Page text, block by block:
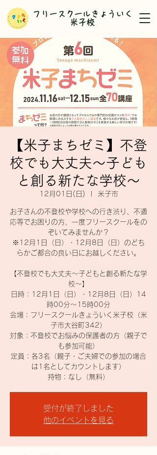
​フリースクールきょういく
米子校
【米子まちゼミ】不登
校でも大丈夫～子ども
と創る新たな学校～
12月01日(日) 米子市
お子さんの不登校や学校への行き渋り、不適
応等でお困りの方、一度フリースクールをの
ぞいてみませんか？
※12月1日（日）・12月8日（日）のどち
らかご都合の良い日にお越しください。
【不登校でも大丈夫～子どもと創る新たな学
校～】
日時：12月1日（日）・12月8日（日）14
時00分～15時00分
会場：フリースクールきょういく米子校（米
子市大谷町342）
対象：不登校でお悩みの保護者の方（親子で
も参加可能）
定員：各3名（親子・ご夫婦での参加の場合
は1名としてカウントします）
持物：なし（無料）
受付が終了しました
他のイベントを見る